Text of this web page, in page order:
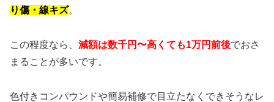
り傷・線キズ。
この程度なら、 減額は数千円〜高くても1万円前後でおさ
まることが多いです。
色付きコンパウンドや簡易補修で目立たなくできそうなレ